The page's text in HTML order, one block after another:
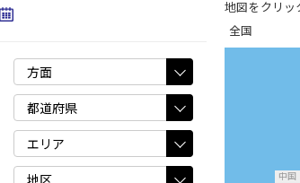
地図をクリッ
全国
中国